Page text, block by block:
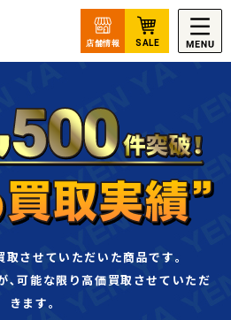
させていただいた商品です｡
､可能な限り高価買取させていただ
きます｡